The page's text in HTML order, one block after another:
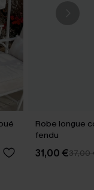
Robe longue
fendu
31,00 €37,00